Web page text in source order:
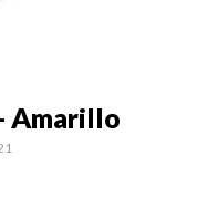
Amarillo